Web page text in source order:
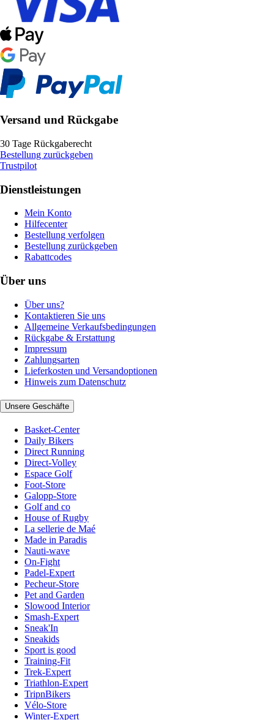
Versand und Rückgabe
30 Tage Rückgaberecht
Bestellung zurückgeben
Trustpilot
Dienstleistungen
Mein Konto
Hilfecenter
Bestellung verfolgen
Bestellung zurückgeben
Rabattcodes
Über uns
Über uns?
Kontaktieren Sie uns
Allgemeine Verkaufsbedingungen
Rückgabe & Erstattung
Impressum
Zahlungsarten
Lieferkosten und Versandoptionen
Hinweis zum Datenschutz
Unsere Geschäfte
Basket-Center
Daily Bikers
Direct Running
Direct-Volley
Espace Golf
Foot-Store
Galopp-Store
Golf and co
House of Rugby
La sellerie de Maé
Made in Paradis
Nauti-wave
On-Fight
Padel-Expert
Pecheur-Store
Pet and Garden
Slowood Interior
Smash-Expert
Sneak'In
Sneakids
Sport is good
Training-Fit
Trek-Expert
Triathlon-Expert
TripnBikers
Vélo-Store
Winter-Expert